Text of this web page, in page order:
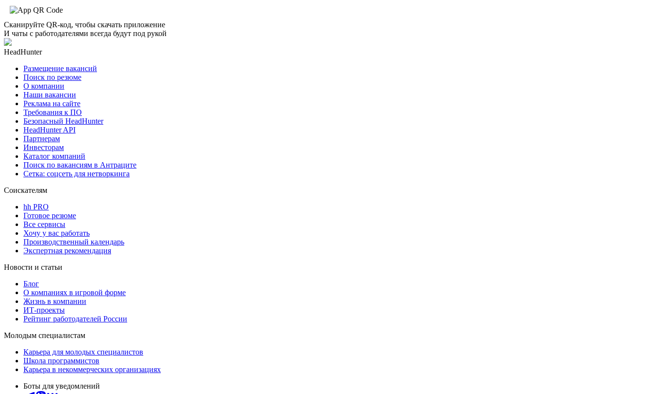
Сканируйте QR-код, чтобы скачать приложение
И чаты с работодателями всегда будут под рукой
HeadHunter
Размещение вакансий
Поиск по резюме
О компании
Наши вакансии
Реклама на сайте
Требования к ПО
Безопасный HeadHunter
HeadHunter API
Партнерам
Инвесторам
Каталог компаний
Поиск по вакансиям в Антраците
Сетка: соцсеть для нетворкинга
Соискателям
hh PRO
Готовое резюме
Все сервисы
Хочу у вас работать
Производственный календарь
Экспертная рекомендация
Новости и статьи
Блог
О компаниях в игровой форме
Жизнь в компании
ИТ-проекты
Рейтинг работодателей России
Молодым специалистам
Карьера для молодых специалистов
Школа программистов
Карьера в некоммерческих организациях
Боты для уведомлений